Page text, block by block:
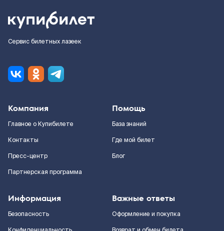
Сервис билетных лазеек
Компания
Главное о Купибилете
Контакты
Пресс-центр
Партнерская программа
Помощь
База знаний
Где мой билет
Блог
Информация
Безопасность
Важные ответы
Оформление и покупка